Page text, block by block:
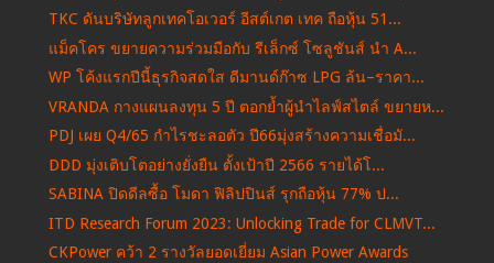
TKC ดันบริษัทลูกเทคโอเวอร์ อีสต์เกต เทค ถือหุ้น 51...
แม็คโคร ขยายความร่วมมือกับ รีเล็กซ์ โซลูชันส์ นำ A...
WP โค้งแรกปีนี้ธุรกิจสดใส ดีมานด์ก๊าซ LPG ล้น–ราคา...
VRANDA กางแผนลงทุน 5 ปี ตอกย้ำผู้นำไลฟ์สไตล์ ขยายห...
PDJ เผย Q4/65 กำไรชะลอตัว ปี66มุ่งสร้างความเชื่อมั...
DDD มุ่งเติบโตอย่างยั่งยืน ตั้งเป้าปี 2566 รายได้โ...
SABINA ปิดดีลซื้อ โมดา ฟิลิปปินส์ รุกถือหุ้น 77% ป...
ITD Research Forum 2023: Unlocking Trade for CLMVT...
CKPower คว้า 2 รางวัลยอดเยี่ยม Asian Power Awards